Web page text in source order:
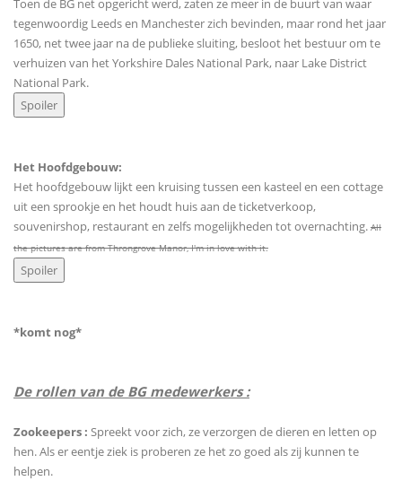
tegenwoordig Leeds en Manchester zich bevinden, maar rond het jaar
1650, net twee jaar na de publieke sluiting, besloot het bestuur om te
verhuizen van het Yorkshire Dales National Park, naar Lake District
National Park.
Het Hoofdgebouw:
Het hoofdgebouw lijkt een kruising tussen een kasteel en een cottage
uit een sprookje en het houdt huis aan de ticketverkoop,
souvenirshop, restaurant en zelfs mogelijkheden tot overnachting. All
the pictures are from Throngrove Manor, I'm in love with it.
*komt nog*
De rollen van de BG medewerkers :
Zookeepers : Spreekt voor zich, ze verzorgen de dieren en letten op
hen. Als er eentje ziek is proberen ze het zo goed als zij kunnen te
helpen.